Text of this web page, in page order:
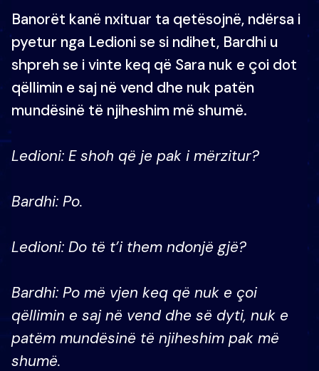
Banorët kanë nxituar ta qetësojnë, ndërsa i
pyetur nga Ledioni se si ndihet, Bardhi u
shpreh se i vinte keq që Sara nuk e çoi dot
qëllimin e saj në vend dhe nuk patën
mundësinë të njiheshim më shumë.
Ledioni: E shoh që je pak i mërzitur?
Bardhi: Po.
Ledioni: Do të t’i them ndonjë gjë?
Bardhi: Po më vjen keq që nuk e çoi
qëllimin e saj në vend dhe së dyti, nuk e
patëm mundësinë të njiheshim pak më
shumë.